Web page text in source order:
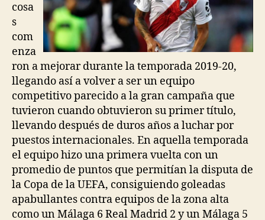
cosa
s
com
enza
ron a mejorar durante la temporada 2019-20,
llegando así a volver a ser un equipo
competitivo parecido a la gran campaña que
tuvieron cuando obtuvieron su primer título,
llevando después de duros años a luchar por
puestos internacionales. En aquella temporada
el equipo hizo una primera vuelta con un
promedio de puntos que permitían la disputa de
la Copa de la UEFA, consiguiendo goleadas
apabullantes contra equipos de la zona alta
como un Málaga 6 Real Madrid 2 y un Málaga 5